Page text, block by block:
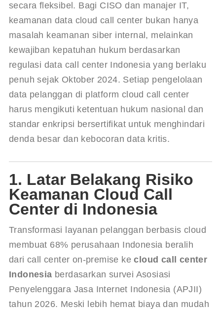
secara fleksibel. Bagi CISO dan manajer IT,
keamanan data cloud call center bukan hanya
masalah keamanan siber internal, melainkan
kewajiban kepatuhan hukum berdasarkan
regulasi data call center Indonesia yang berlaku
penuh sejak Oktober 2024. Setiap pengelolaan
data pelanggan di platform cloud call center
harus mengikuti ketentuan hukum nasional dan
standar enkripsi bersertifikat untuk menghindari
denda besar dan kebocoran data kritis.
1. Latar Belakang Risiko
Keamanan Cloud Call
Center di Indonesia
Transformasi layanan pelanggan berbasis cloud
membuat 68% perusahaan Indonesia beralih
dari call center on-premise ke cloud call center
Indonesia berdasarkan survei Asosiasi
Penyelenggara Jasa Internet Indonesia (APJII)
tahun 2026. Meski lebih hemat biaya dan mudah